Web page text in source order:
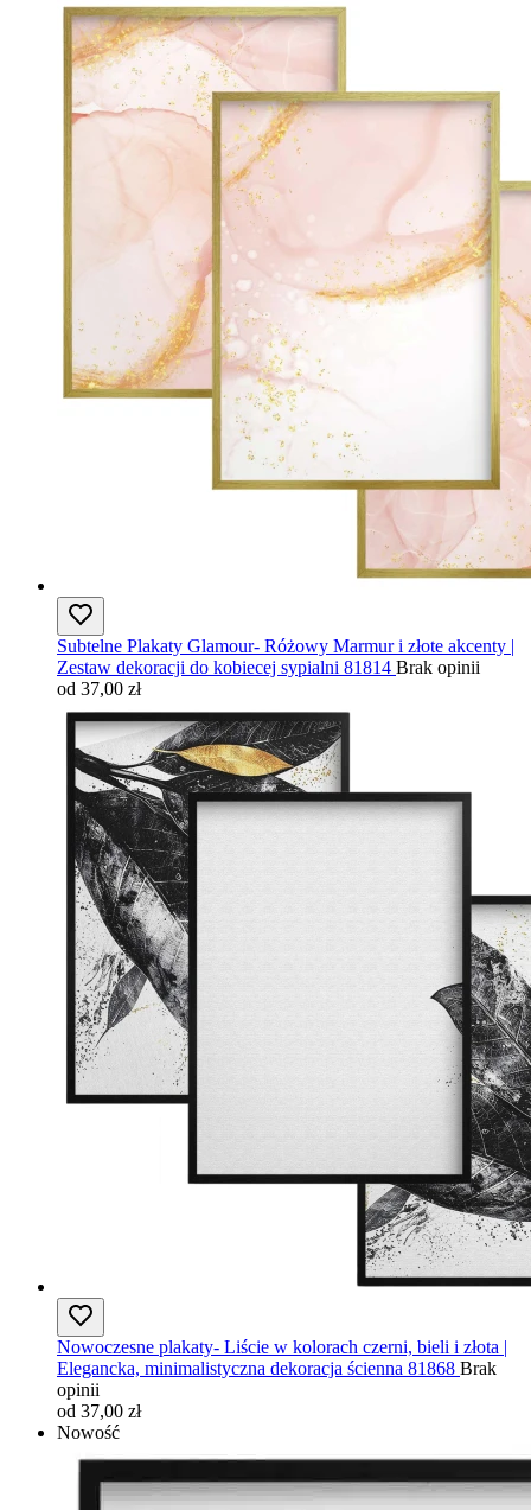
Subtelne Plakaty Glamour- Różowy Marmur i złote akcenty |
Zestaw dekoracji do kobiecej sypialni 81814 Brak opinii
od 37,00 zł
Nowoczesne plakaty- Liście w kolorach czerni, bieli i złota |
Elegancka, minimalistyczna dekoracja ścienna 81868 Brak
opinii
od 37,00 zł
Nowość